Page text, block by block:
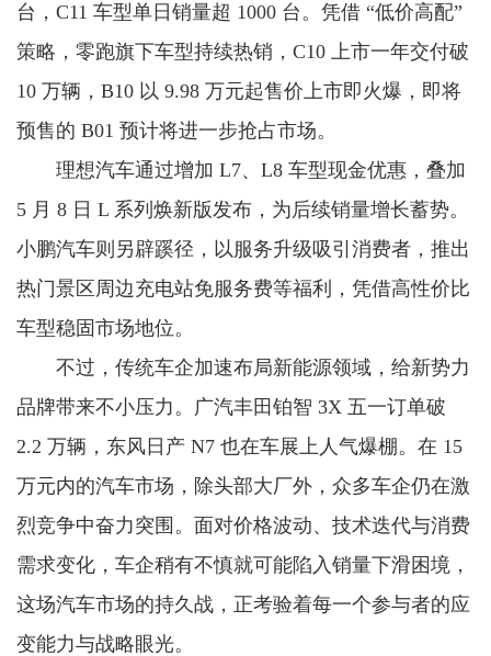
台，C11 车型单日销量超 1000 台。凭借 “低价高配”
策略，零跑旗下车型持续热销，C10 上市一年交付破
10 万辆，B10 以 9.98 万元起售价上市即火爆，即将
预售的 B01 预计将进一步抢占市场。
理想汽车通过增加 L7、L8 车型现金优惠，叠加
5 月 8 日 L 系列焕新版发布，为后续销量增长蓄势。
小鹏汽车则另辟蹊径，以服务升级吸引消费者，推出
热门景区周边充电站免服务费等福利，凭借高性价比
车型稳固市场地位。
不过，传统车企加速布局新能源领域，给新势力
品牌带来不小压力。广汽丰田铂智 3X 五一订单破
2.2 万辆，东风日产 N7 也在车展上人气爆棚。在 15
万元内的汽车市场，除头部大厂外，众多车企仍在激
烈竞争中奋力突围。面对价格波动、技术迭代与消费
需求变化，车企稍有不慎就可能陷入销量下滑困境，
这场汽车市场的持久战，正考验着每一个参与者的应
变能力与战略眼光。